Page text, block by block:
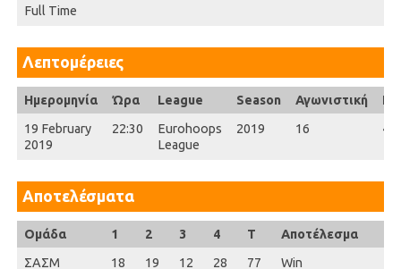
Full Time
Λεπτομέρειες
Ημερομηνία Ώρα League Season Αγωνιστική
19 February
2019
22:30
Eurohoops
League
2019 16 40'
Αποτελέσματα
Ομάδα 1 2 3 4 T
Αποτέλεσμα
ΣΑΣΜ
18 19 12 28 77 Win